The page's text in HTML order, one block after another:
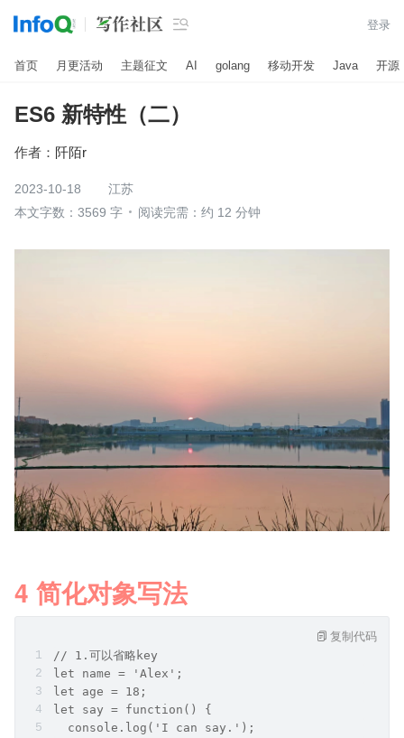
 登录
首页 月更活动 主题征文 AI golang 移动开发 Java 开源
ES6 新特性（二）
作者： 阡陌r
2023-10-18
江苏
本文字数：3569 字
阅读完需：约 12 分钟
4 简化对象写法
// 1.可以省略key
let name = 'Alex';
let age = 18;
let say = function() {
  console.log('I can say.');
复制代码